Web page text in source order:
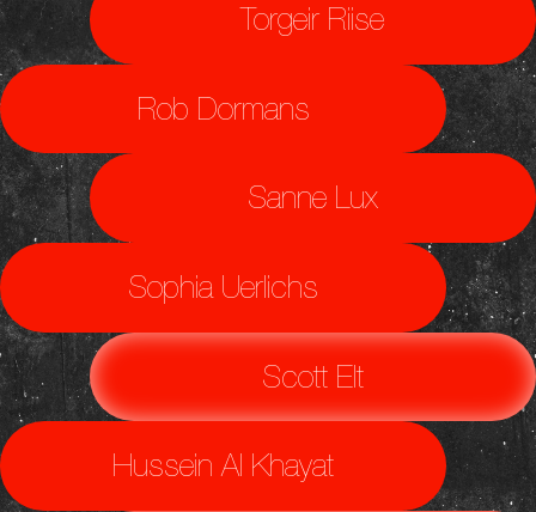
Torgeir Riise
Rob Dormans
Sanne Lux
Sophia Uerlichs
Scott Elt
Hussein Al Khayat